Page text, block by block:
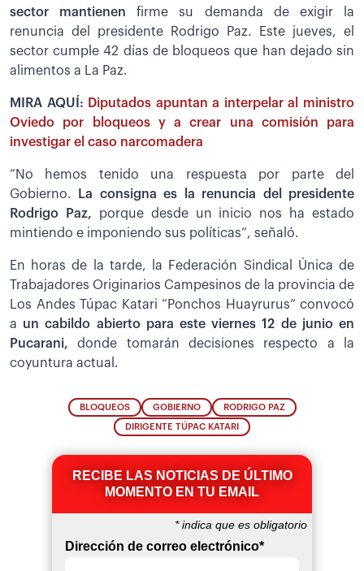
sector mantienen firme su demanda de exigir la
renuncia del presidente Rodrigo Paz. Este jueves, el
sector cumple 42 días de bloqueos que han dejado sin
alimentos a La Paz.
MIRA AQUÍ: Diputados apuntan a interpelar al ministro
Oviedo por bloqueos y a crear una comisión para
investigar el caso narcomadera
“No hemos tenido una respuesta por parte del
Gobierno.
La consigna es la renuncia del presidente
Rodrigo Paz, porque desde un inicio nos ha estado
mintiendo e imponiendo sus políticas”, señaló.
En horas de la tarde, la Federación Sindical Única de
Trabajadores Originarios Campesinos de la provincia de
Los Andes Túpac Katari “Ponchos Huayrurus” convocó
a un cabildo abierto para este viernes 12 de junio en
Pucarani,donde tomarán decisiones respecto a la
coyuntura actual.
BLOQUEOS GOBIERNO RODRIGO PAZ
DIRIGENTE TÚPAC KATARI
RECIBE LAS NOTICIAS DE ÚLTIMO
MOMENTO EN TU EMAIL
*indica que es obligatorio
Dirección de correo electrónico*